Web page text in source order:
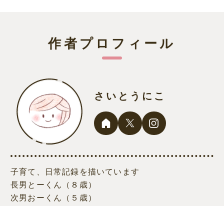
作者プロフィール
さいとうにこ
子育て、日常記録を描いています
長男とーくん（８歳）
次男おーくん（５歳）